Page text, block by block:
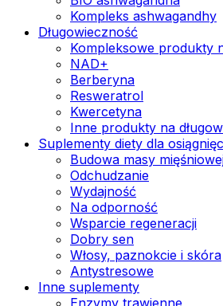
Kompleks ashwagandhy
Długowieczność
Kompleksowe produkty
NAD+
Berberyna
Resweratrol
Kwercetyna
Inne produkty na
Suplementy diety dla
Budowa masy
Odchudzanie
Wydajność
Na odporność
Wsparcie regeneracji
Dobry sen
Włosy, paznokcie i skóra
Antystresowe
Inne suplementy
Enzymy trawienne